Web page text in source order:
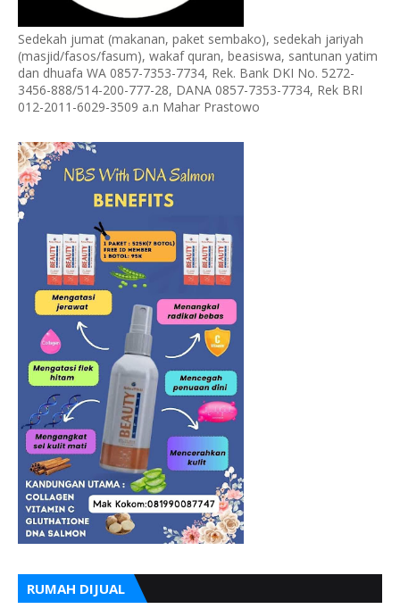
Sedekah jumat (makanan, paket sembako), sedekah jariyah
(masjid/fasos/fasum), wakaf quran, beasiswa, santunan yatim
dan dhuafa WA 0857-7353-7734, Rek. Bank DKI No. 5272-
3456-888/514-200-777-28, DANA 0857-7353-7734, Rek BRI
012-2011-6029-3509 a.n Mahar Prastowo
RUMAH DIJUAL